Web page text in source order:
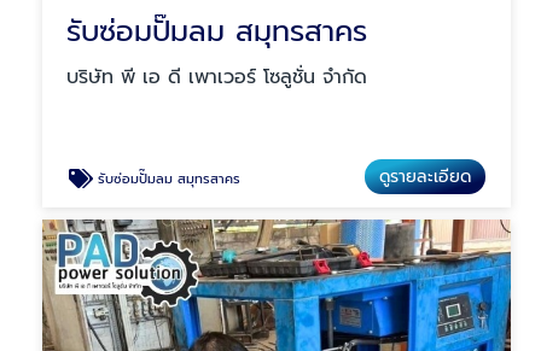
รับซ่อมปั๊มลม สมุทรสาคร
บริษัท พี เอ ดี เพาเวอร์ โซลูชั่น จำกัด
รับซ่อมปั๊มลม สมุทรสาคร ดูรายละเอียด